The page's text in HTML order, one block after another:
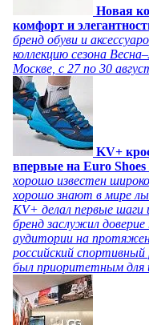
Новая
комфорт и
бренд обуви и
коллекцию сезона
Москве, с 27 по 30
KV+
впервые на Euro Shoes
хорошо известен
хорошо знают в мире
KV+ делал первые шаги
бренд заслужил
аудитории на
российский
был приоритетным для